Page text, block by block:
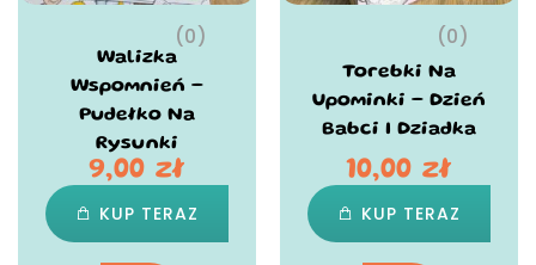
(0)
Walizka
Wspomnień –
Pudełko Na
Rysunki
9,00 zł
KUP TERAZ
(0)
Torebki Na
Upominki – Dzień
Babci I Dziadka
10,00 zł
KUP TERAZ